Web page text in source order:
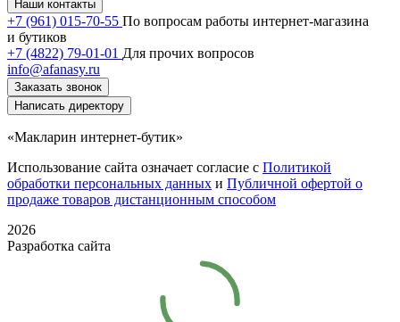
Наши контакты
+7 (961) 015-70-55 По вопросам работы интернет-магазина
и бутиков
+7 (4822) 79-01-01 Для прочих вопросов
info@afanasy.ru
Заказать звонок
Написать директору
«Макларин интернет-бутик»
Использование сайта означает согласие с Политикой
обработки персональных данных и Публичной офертой о
продаже товаров дистанционным способом
2026
Разработка сайта